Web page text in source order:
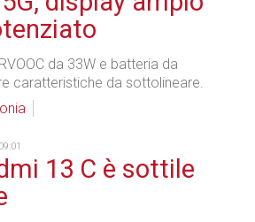
da 33W e batteria da
caratteristiche da sottolineare.
13 C è sottile